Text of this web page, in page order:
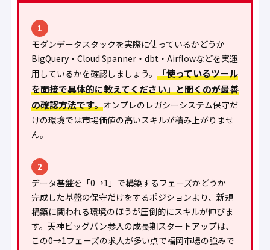
1
モダンデータスタックを実際に使っているかどうか
BigQuery・Cloud Spanner・dbt・Airflowなどを実運
用しているかを確認しましょう。 「使っているツール
を面接で具体的に教えてください」と聞くのが最善
の確認方法です。オンプレのレガシーシステム保守だ
けの環境では市場価値の高いスキルが積み上がりませ
ん。
2
データ基盤を「0→1」で構築するフェーズかどうか
完成した基盤の保守だけをするポジションより、新規
構築に関われる環境のほうが圧倒的にスキルが伸びま
す。天神ビッグバン参入の成長期スタートアップは、
この0→1フェーズの求人が多い点で福岡市場の強みで